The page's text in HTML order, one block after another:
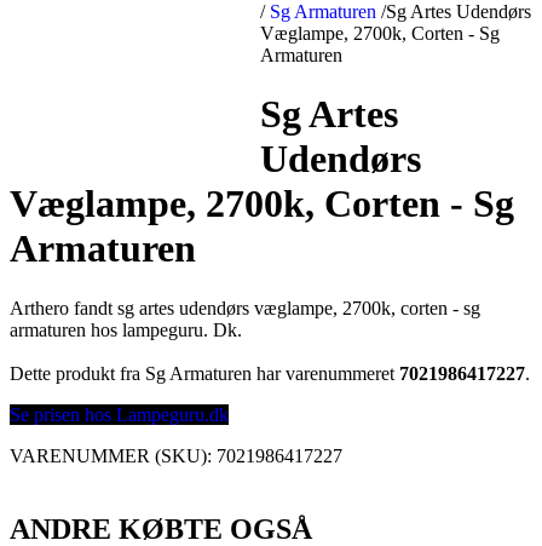
/ Sg Armaturen /Sg Artes Udendørs
Væglampe, 2700k, Corten - Sg
Armaturen
Sg Artes
Udendørs
Væglampe, 2700k, Corten - Sg
Armaturen
Arthero fandt sg artes udendørs væglampe, 2700k, corten - sg
armaturen hos lampeguru. Dk.
Dette produkt fra Sg Armaturen har varenummeret 7021986417227.
Se prisen hos Lampeguru.dk
VARENUMMER (SKU): 7021986417227
ANDRE KØBTE OGSÅ